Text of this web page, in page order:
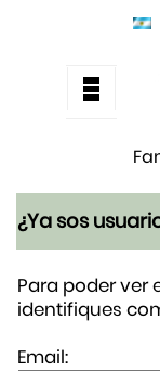
¿Ya sos
Para poder ver
identifiques
Email: